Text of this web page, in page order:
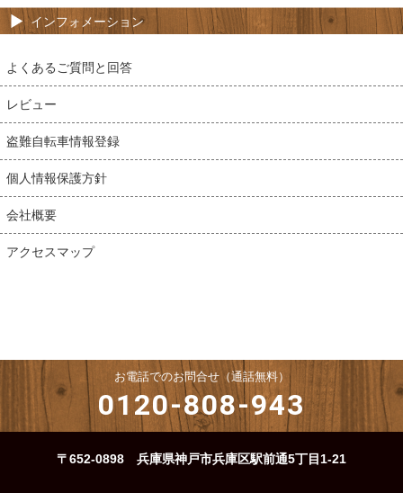
インフォメーション
よくあるご質問と回答
レビュー
盗難自転車情報登録
個人情報保護方針
会社概要
アクセスマップ
お電話でのお問合せ（通話無料）
0120-808-943
〒652-0898 兵庫県神戸市兵庫区駅前通5丁目1-21